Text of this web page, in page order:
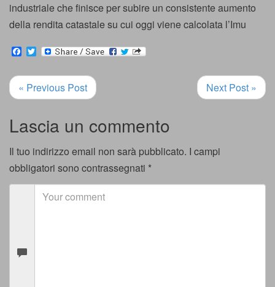
industriale che finisce per subire un consistente aumento
della rendita catastale su cui oggi viene calcolata l’Imu
Facebook
Twitter
« Previous Post Next Post »
Lascia un commento
Il tuo indirizzo email non sarà pubblicato. I campi
obbligatori sono contrassegnati *